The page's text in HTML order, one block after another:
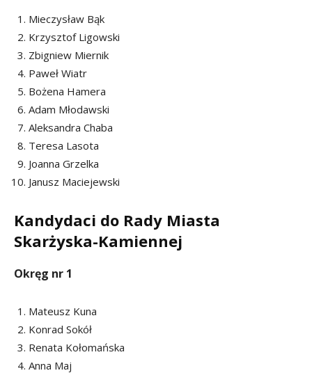
Mieczysław Bąk
Krzysztof Ligowski
Zbigniew Miernik
Paweł Wiatr
Bożena Hamera
Adam Młodawski
Aleksandra Chaba
Teresa Lasota
Joanna Grzelka
Janusz Maciejewski
Kandydaci do Rady Miasta
Skarżyska-Kamiennej
Okręg nr 1
Mateusz Kuna
Konrad Sokół
Renata Kołomańska
Anna Maj